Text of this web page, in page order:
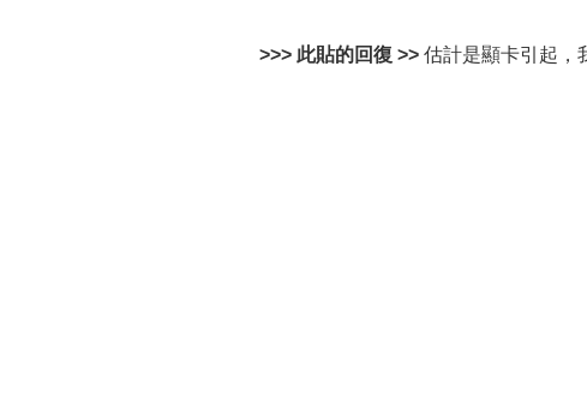
>>> 此貼的回復 >> 估計是顯卡引起，